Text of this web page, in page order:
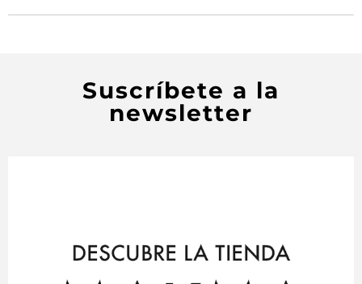
Suscríbete a la
newsletter